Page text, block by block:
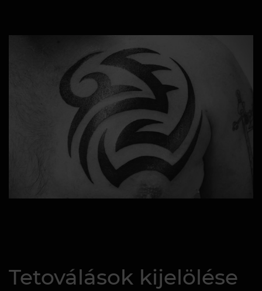
Tetoválások kijelölése